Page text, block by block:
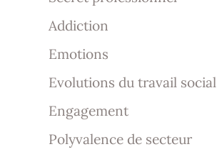
Addiction
Emotions
Evolutions du travail social
Engagement
Polyvalence de secteur